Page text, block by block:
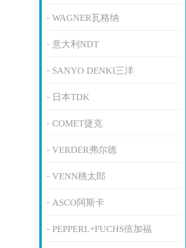
WAGNER瓦格纳
意大利NDT
SANYO DENKI三洋
日本TDK
COMET捷克
VERDER弗尔德
VENN桃太郎
ASCO阿斯卡
PEPPERL+FUCHS倍加福